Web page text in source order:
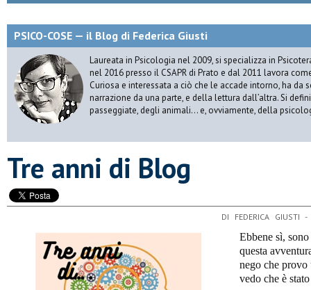
PSICO-COSE — il Blog di Federica Giusti
Laureata in Psicologia nel 2009, si specializza in
nel 2016 presso il CSAPR di Prato e dal 2011 lavora
Curiosa e interessata a ciò che le accade intorno, ha da
narrazione da una parte, e della lettura dall’altra. Si
passeggiate, degli animali… e, ovviamente, della
​Tre anni di Blog
DI FEDERICA GIUSTI
Ebbene sì,
questa
nego che
vedo che è